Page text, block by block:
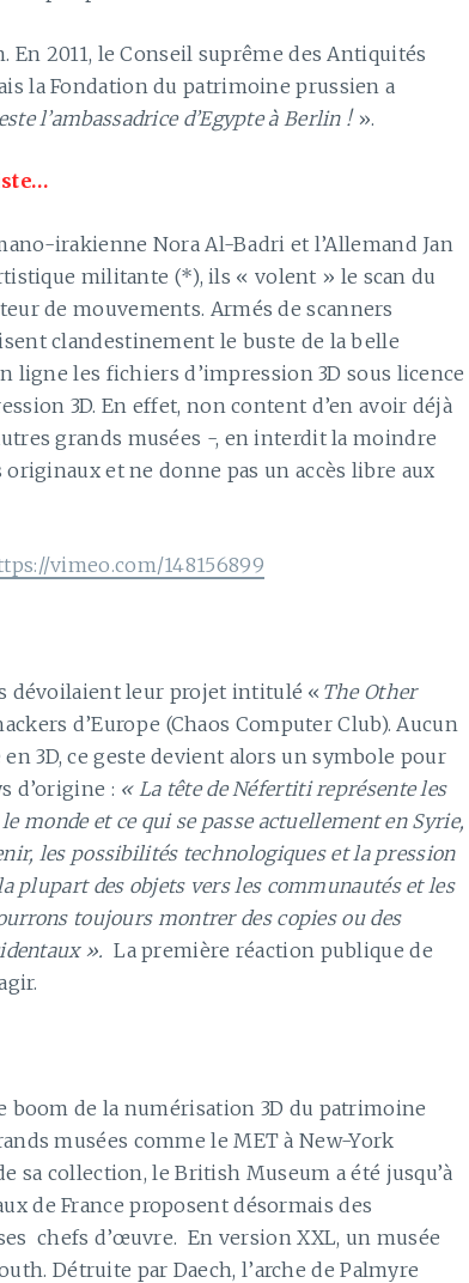
En 2011, le Conseil suprême des Antiquités
la Fondation du patrimoine prussien a
l’ambassadrice d’Egypte à Berlin ! ».
irakienne Nora Al-Badri et l’Allemand Jan
militante (*), ils « volent » le scan du
de mouvements. Armés de scanners
clandestinement le buste de la belle
les fichiers d’impression 3D sous licence
3D. En effet, non content d’en avoir déjà
grands musées -, en interdit la moindre
et ne donne pas un accès libre aux
vimeo.com/148156899
dévoilaient leur projet intitulé « The Other
d’Europe (Chaos Computer Club). Aucun
3D, ce geste devient alors un symbole pour
d’origine : « La tête de Néfertiti représente les
monde et ce qui se passe actuellement en Syrie,
les possibilités technologiques et la pression
des objets vers les communautés et les
toujours montrer des copies ou des
». La première réaction publique de
boom de la numérisation 3D du patrimoine
musées comme le MET à New-York
sa collection, le British Museum a été jusqu’à
de France proposent désormais des
chefs d’œuvre. En version XXL, un musée
Détruite par Daech, l’arche de Palmyre